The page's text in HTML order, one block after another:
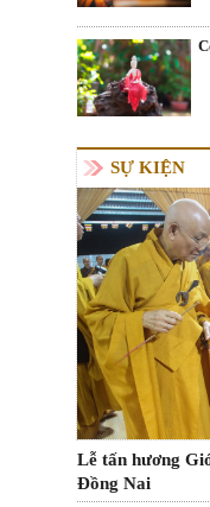
SỰ KIỆN
Lễ tấn hương
Đồng Nai